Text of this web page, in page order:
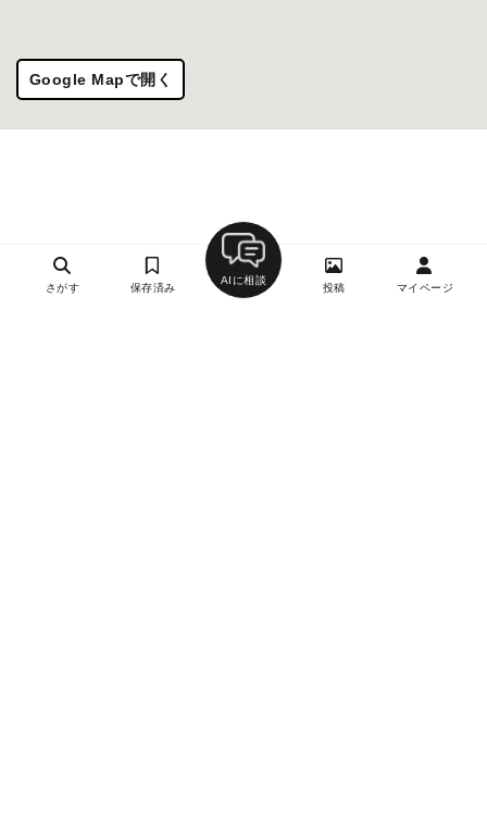
Google Mapで開く
さがす 保存済み
AIに相談
投稿 マイページ